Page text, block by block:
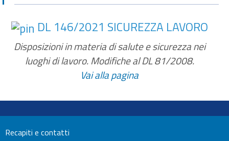
DL 146/2021 SICUREZZA LAVORO
Disposizioni in materia di salute e sicurezza nei
luoghi di lavoro. Modifiche al DL 81/2008.
Vai alla pagina
Recapiti e contatti